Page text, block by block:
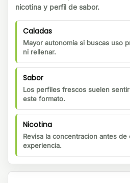
nicotina y perfil de sabor.
Caladas
Mayor autonomia si buscas uso
ni rellenar.
Sabor
Los perfiles frescos suelen
este formato.
Nicotina
Revisa la concentracion antes de
experiencia.